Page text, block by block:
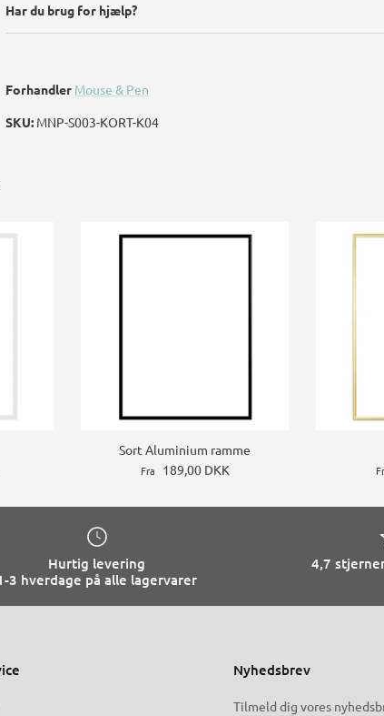
Har du brug for hjælp?
Forhandler Mouse & Pen
SKU: MNP-S003-KORT-K04
Sort Aluminium ramme
Fra 189,00 DKK
Hurtig levering
3 hverdage på alle lagervarer
4,7
Nyhedsbrev
Tilmeld dig vores